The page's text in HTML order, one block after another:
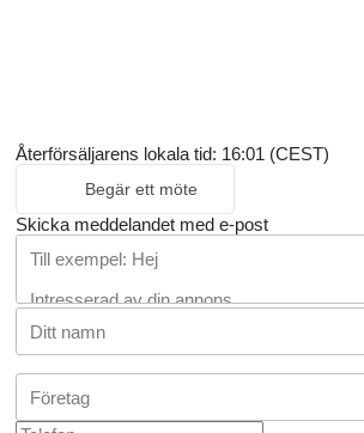
Återförsäljarens lokala tid: 16:01 (CEST)
Begär ett möte
Skicka meddelandet med e-post